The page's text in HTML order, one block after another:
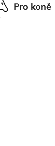
Pro koně